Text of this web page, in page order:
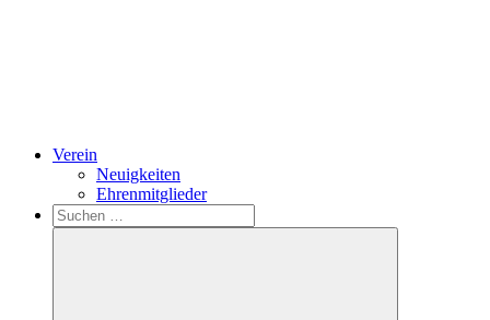
Verein
Neuigkeiten
Ehrenmitglieder
Search
Suchen
nach: